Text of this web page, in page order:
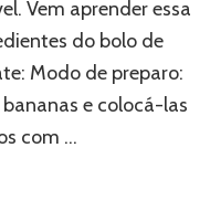
Vem aprender essa
do bolo de
Modo de preparo:
e colocá-las
com …